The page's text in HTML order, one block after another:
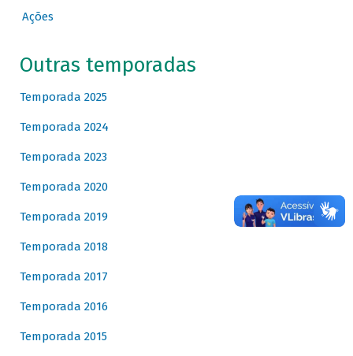
Ações
Outras temporadas
Temporada 2025
Temporada 2024
Temporada 2023
Temporada 2020
Temporada 2019
Temporada 2018
Temporada 2017
Temporada 2016
Temporada 2015